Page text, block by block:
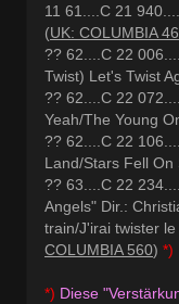
11 61....C 21
(UK: COLUMBIA
?? 62....C 22
Twist) Let's Twist
?? 62....C 22
Yeah/The Young
?? 62....C 22
Land/Stars Fell On
?? 63....C 22
Angels" Dir.:
train/J'irai twister
COLUMBIA 560) *)
*) Diese